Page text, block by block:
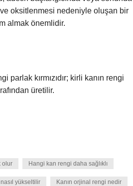
oksitlenmesi nedeniyle oluşan bir
almak önemlidir.
parlak kırmızıdır; kirli kanın rengi
üretilir.
olur Hangi kan rengi daha sağlıklı
yükseltilir Kanın orjinal rengi nedir